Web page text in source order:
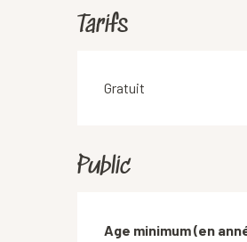
Tarifs
Gratuit
Public
Age minimum (en